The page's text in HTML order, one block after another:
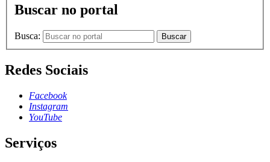
Buscar no portal
Busca: Buscar
Redes Sociais
Facebook
Instagram
YouTube
Serviços